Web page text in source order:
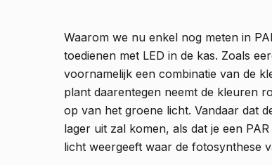
Waarom we nu enkel nog meten in
toedienen met LED in de kas. Zoals
voornamelijk een combinatie van de
plant daarentegen neemt de kleuren
op van het groene licht. Vandaar dat
lager uit zal komen, als dat je een
licht weergeeft waar de fotosynthese